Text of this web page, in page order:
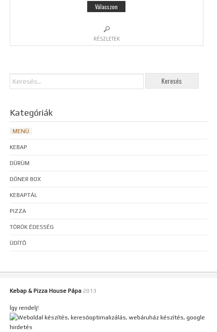
Válasszon
RÉSZLETEK
Kategóriák
MENÜ
KEBAP
DÜRÜM
DÖNER BOX
KEBAPTÁL
PIZZA
TÖRÖK ÉDESSÉG
ÜDÍTŐ
Kebap & Pizza House Pápa 2013
Így rendelj!